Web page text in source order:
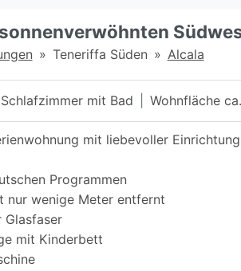
Teneriffa Süden Alcala
Schlafzimmer mit Bad Wohnfläche
mit liebevoller Einrichtung
Programmen
nur wenige Meter entfernt
Glasfaser
mit Kinderbett